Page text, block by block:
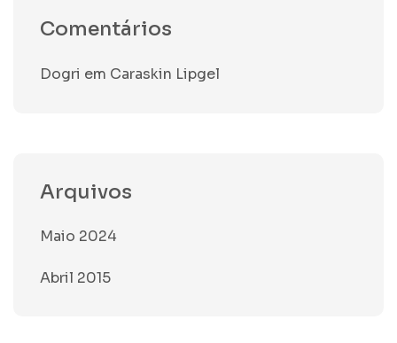
Comentários
Dogri em Caraskin Lipgel
Arquivos
Maio 2024
Abril 2015